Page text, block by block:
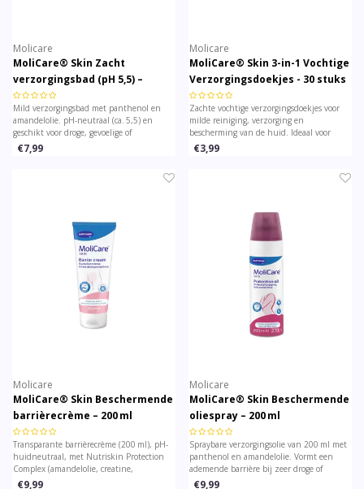
Molicare
MoliCare® Skin Zacht
verzorgingsbad (pH 5,5) –
500 ml
Mild verzorgingsbad met panthenol en
amandelolie. pH-neutraal (ca. 5,5) en
geschikt voor droge, gevoelige of
geïrriteerde huid – ideaal als aanvullende
verzorging bij verzorging of hygiëne.
€7,99
Molicare
MoliCare® Skin 3-in-1 Vochtige
Verzorgingsdoekjes - 30 stuks
Zachte vochtige verzorgingsdoekjes voor
milde reiniging, verzorging en
bescherming van de huid. Ideaal voor
dagelijkse hygiënische verzorging van
gevoelige en belaste huid.
€3,99
Molicare
MoliCare® Skin Beschermende
barrièrecrème – 200 ml
Transparante barrièrecrème (200 ml), pH-
huidneutraal, met Nutriskin Protection
Complex (amandelolie, creatine,
panthenol). Beschermt de huid tegen
€9,99
Molicare
MoliCare® Skin Beschermende
oliespray – 200 ml
Spraybare verzorgingsolie van 200 ml met
panthenol en amandelolie. Vormt een
ademende barrière bij zeer droge of
geïrriteerde huid – ideaal voor gevoelige
€9,99